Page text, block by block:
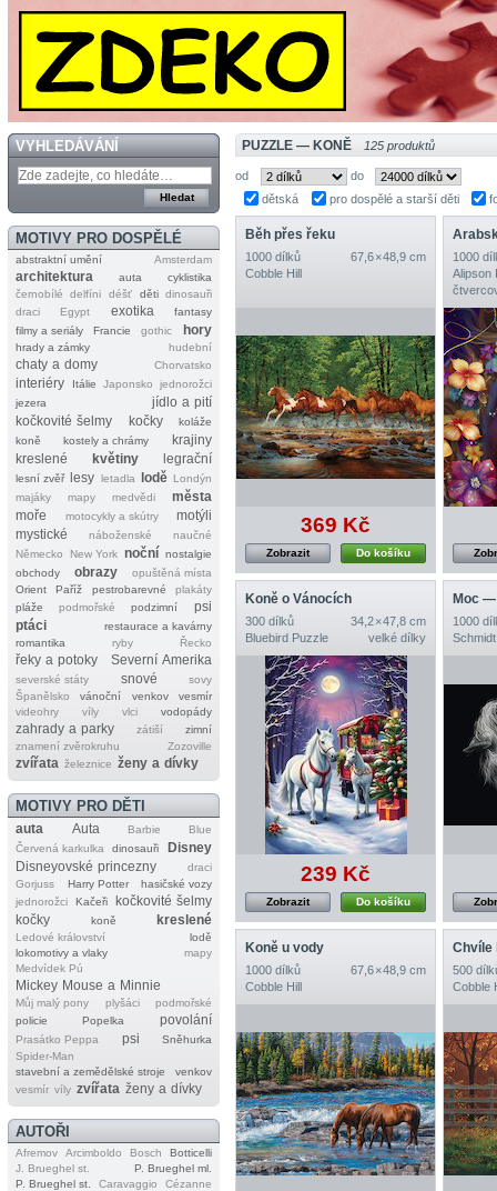
VYHLEDÁVÁNÍ
MOTIVY PRO DOSPĚLÉ
abstraktní umění Amsterdam
architektura auta
cyklistika
černobílé
delfíni déšť děti dinosauři
draci
Egypt exotika
fantasy
filmy a seriály
Francie gothic hory
hrady a zámky hudební
chaty a domy Chorvatsko
interiéry Itálie Japonsko
jednorožci
jezera
jídlo a pití
kočkovité šelmy
kočky
koláže
koně
kostely a chrámy
krajiny
kreslené
květiny legrační
lesní zvěř lesy letadla lodě Londýn
majáky
mapy medvědi
města
moře
motocykly a skútry
motýli
mystické
náboženské
naučné
Německo
New York noční nostalgie
obchody
obrazy
opuštěná místa
Orient
Paříž pestrobarevné
plakáty
pláže
podmořské podzimní
psi
ptáci
restaurace a kavárny
romantika
ryby Řecko
řeky a potoky Severní Amerika
severské státy snové
sovy
Španělsko
vánoční venkov
vesmír
videohry
víly vlci vodopády
zahrady a parky zátiší
zimní
znamení zvěrokruhu
Zozoville
zvířata železnice ženy a dívky
MOTIVY PRO DĚTI
auta Auta Barbie
Blue
Červená karkulka
dinosauři
Disney
Disneyovské princezny
draci
Gorjuss
Harry Potter
hasičské vozy
jednorožci
Kačeři
kočkovité šelmy
kočky
koně kreslené
Ledové království
lodě
lokomotivy a vlaky
mapy
Medvídek Pú
Mickey Mouse a Minnie
Můj malý pony plyšáci
podmořské
policie
Popelka povolání
Prasátko Peppa psi
Sněhurka
Spider‐Man
stavební a zemědělské stroje
venkov
vesmír víly zvířata ženy a dívky
AUTOŘI
Afremov Arcimboldo Bosch
Botticelli
J. Brueghel st.
P. Brueghel ml.
P. Brueghel st.
Caravaggio
Cézanne
PUZZLE — KONĚ 125 produktů
od
do
dětská
pro dospělé a starší děti
Běh přes řeku
1000 dílků
67,6 × 48,9 cm
Cobble Hill
369 Kč
Do košíku
Zobrazit
1000
Alipson
Koně o Vánocích
300 dílků
34,2 × 47,8 cm
Bluebird Puzzle
velké dílky
239 Kč
Do košíku
Zobrazit
Moc
1000
Schmidt
Koně u vody
1000 dílků
67,6 × 48,9 cm
Cobble Hill
Chvíle
500
Cobble